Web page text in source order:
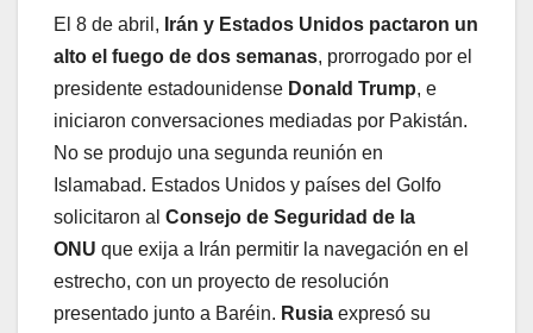
El 8 de abril, Irán y Estados Unidos pactaron un
alto el fuego de dos semanas, prorrogado por el
presidente estadounidense Donald Trump, e
iniciaron conversaciones mediadas por Pakistán.
No se produjo una segunda reunión en
Islamabad. Estados Unidos y países del Golfo
solicitaron al Consejo de Seguridad de la
ONU que exija a Irán permitir la navegación en el
estrecho, con un proyecto de resolución
presentado junto a Baréin. Rusia expresó su